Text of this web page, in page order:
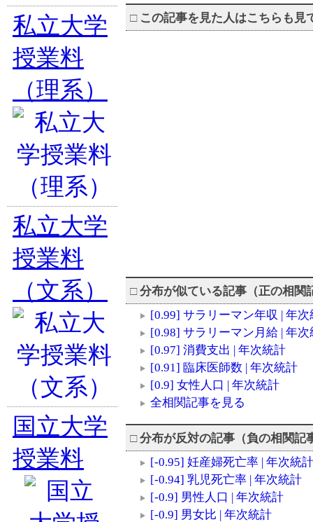
□この記事を見た人はこちらも見
□分布が似ている記事（正の相
[0.99] サラリーマン年収 | 年次
[0.98] サラリーマン月給 | 年次
[0.97] 消費支出 | 年次統計
[0.91] 臨床医師数 | 年次統計
[0.9] 女性人口 | 年次統計
全相関記事を見る
□分布が反対の記事（負の相関
[-0.95] 妊産婦死亡率 | 年次統計
[-0.94] 乳児死亡率 | 年次統計
[-0.9] 男性人口 | 年次統計
[-0.9] 男女比 | 年次統計
私立大学
授業料
（理系）
私立大学
授業料
（文系）
国立大学
授業料